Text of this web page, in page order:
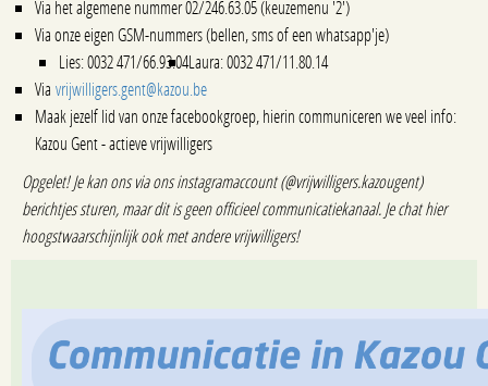
Via het algemene nummer 02/246.63.05 (keuzemenu '2')
Via onze eigen GSM-nummers (bellen, sms of een whatsapp'je)
Lies: 0032 471/66.93.04Laura: 0032 471/11.80.14
Via vrijwilligers.gent@kazou.be
Maak jezelf lid van onze facebookgroep, hierin communiceren we veel info:
Kazou Gent - actieve vrijwilligers
Opgelet! Je kan ons via ons instagramaccount (@vrijwilligers.kazougent)
berichtjes sturen, maar dit is geen officieel communicatiekanaal. Je chat hier
hoogstwaarschijnlijk ook met andere vrijwilligers!